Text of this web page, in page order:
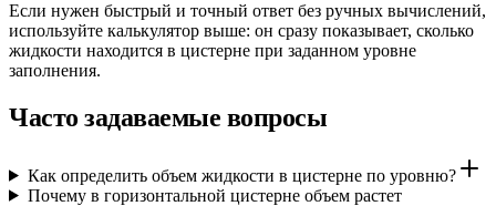
Если нужен быстрый и точный ответ без ручных вычислений,
используйте калькулятор выше: он сразу показывает, сколько
жидкости находится в цистерне при заданном уровне
заполнения.
Часто задаваемые вопросы
Как определить объем жидкости в цистерне по уровню?
Почему в горизонтальной цистерне объем растет